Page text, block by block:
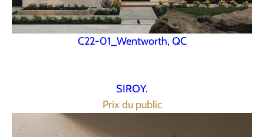
C22-01_Wentworth, QC
SIROY.
Prix du public